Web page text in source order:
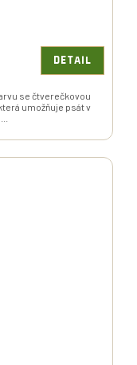
DETAIL
se čtverečkovou
umožňuje psát v